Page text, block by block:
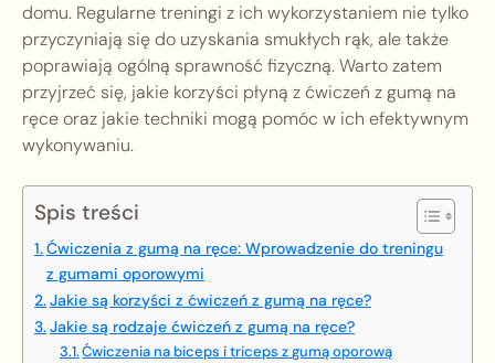
domu. Regularne treningi z ich wykorzystaniem nie tylko
przyczyniają się do uzyskania smukłych rąk, ale także
poprawiają ogólną sprawność fizyczną. Warto zatem
przyjrzeć się, jakie korzyści płyną z ćwiczeń z gumą na
ręce oraz jakie techniki mogą pomóc w ich efektywnym
wykonywaniu.
Spis treści
Ćwiczenia z gumą na ręce: Wprowadzenie do treningu
z gumami oporowymi
Jakie są korzyści z ćwiczeń z gumą na ręce?
Jakie są rodzaje ćwiczeń z gumą na ręce?
Ćwiczenia na biceps i triceps z gumą oporową